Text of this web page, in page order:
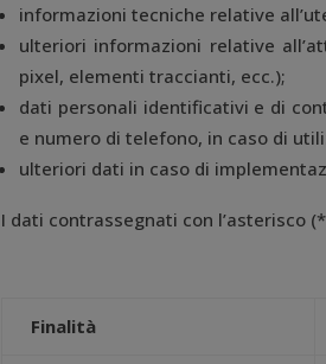
informazioni tecniche relative
ulteriori informazioni relative
pixel, elementi traccianti, ecc.);
dati personali identificativi e di
e numero di telefono, in caso di
ulteriori dati in caso di
I dati contrassegnati con l’asterisco
Finalità